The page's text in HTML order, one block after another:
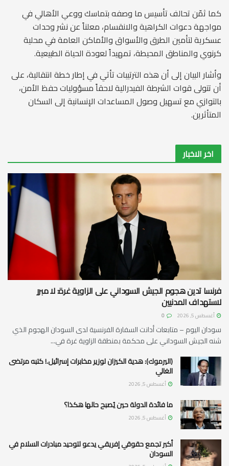
كما ثمّن تحالف تأسيس ما وصفه بتماسك ووعي الأهالي في
مواجهة دعوات الكراهية والانقسام، معلناً عن نشر وحدات
عسكرية لتأمين الطرق والأسواق والأماكن العامة في محلية
كرنوي والمناطق المحيطة، تمهيداً لعودة الحياة الطبيعية.
وأشار البيان إلى أن هذه الترتيبات تأتي في إطار خطة انتقالية، على
أن تتولى قوات الشرطة الفيدرالية لاحقاً مسؤوليات حفظ الأمن،
بالتوازي مع تسهيل وصول المساعدات الإنسانية إلى السكان
المتأثرين.
اخر الاخبار
فرنسا تدين هجوم الجيش السوداني على الزاوية غرة: لا مبرر
لاستهداف المدنيين
أغسطس 5, 2026
سودان اليوم – متابعات أدانت السفارة الفرنسية لدى السودان الهجوم الذي
شنه الجيش السوداني على محكمة بمنطقة الزاوية غرة في...
(اليرموك): هدية الكيزان لوزير مخابرات إسرائيل.! كتبه مرتضى
الغالي
أغسطس 5, 2026
ما فائدة الدولة حين يُصبح حالها هكذا؟
أغسطس 5, 2026
أكبر تجمع حقوقي إفريقي يدعو لتوحيد مبادرات السلام في
السودان